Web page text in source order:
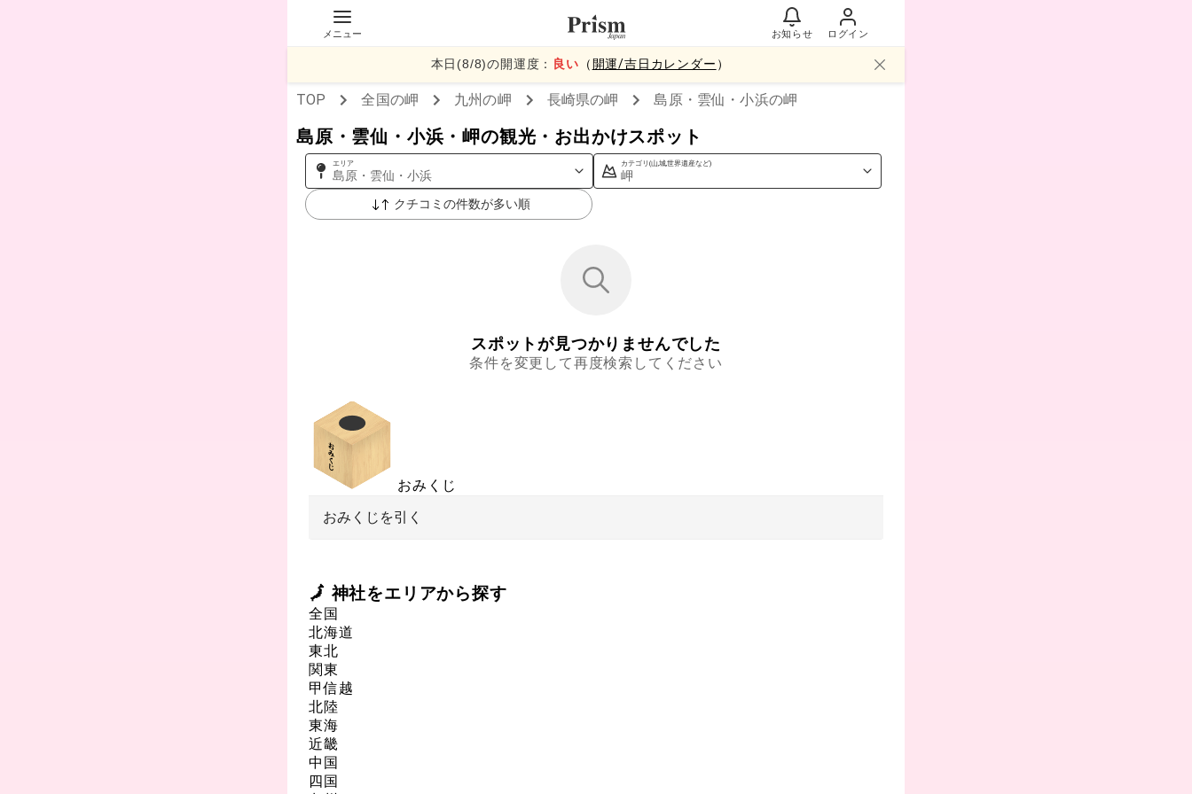
メニュー お知らせ ログイン
本日(8/8)の開運度： 良い （ 開運/吉日カレンダー ）
TOP 全国の岬 九州の岬 長崎県の岬 島原・雲仙・小浜の岬
島原・雲仙・小浜・岬の観光・お出かけスポット
エリア
島原・雲仙・小浜
カテゴリ(山,城,世界遺産など)
岬
クチコミの件数が多い順
スポットが見つかりませんでした
条件を変更して再度検索してください
おみくじ
おみくじを引く
🗾 神社をエリアから探す
全国
北海道
東北
関東
甲信越
北陸
東海
近畿
中国
四国